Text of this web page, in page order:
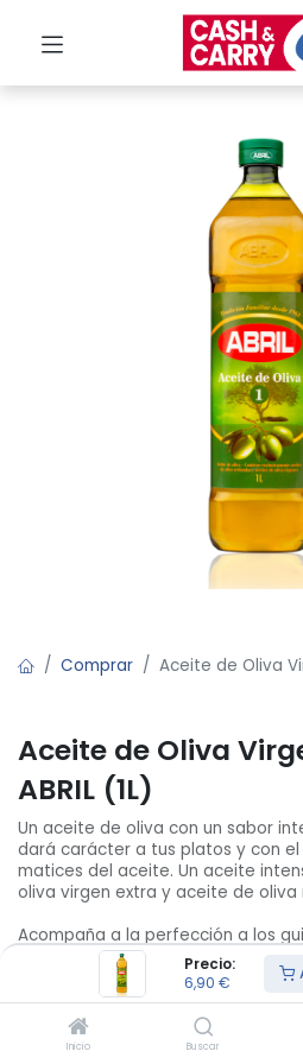
Precio:
6,90 €
Inicio Buscar
Comprar Aceite de Oliva
Aceite de Oliva
ABRIL (1L)
Un aceite de oliva con un sabor
dará carácter a tus platos y con
matices del aceite. Un aceite
oliva virgen extra y aceite de oliva
Acompaña a la perfección a los
País de origen: España
6,90€ Unidad